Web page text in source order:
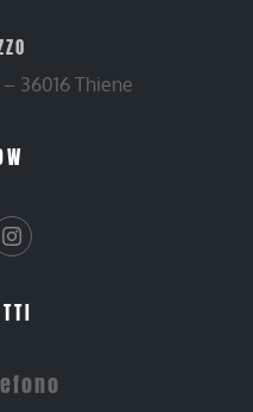
36016 Thiene